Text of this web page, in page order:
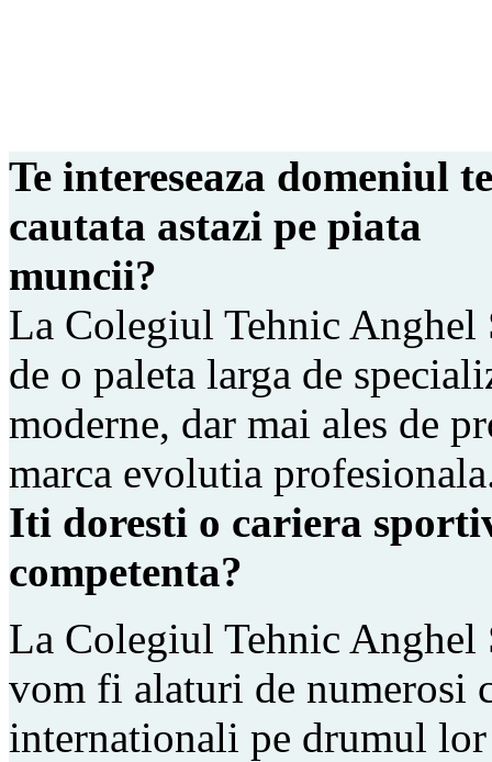
Te intereseaza domeniul
cautata astazi pe piata
muncii?
La Colegiul Tehnic
de o paleta larga de
moderne, dar mai ales de
marca evolutia
Iti doresti o cariera
competenta?
La Colegiul Tehnic
vom fi alaturi de numerosi
internationali pe drumul